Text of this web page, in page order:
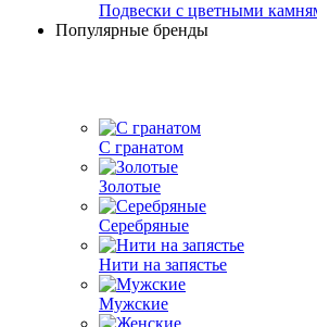
Подвески с цветными
Популярные бренды
С гранатом
Золотые
Серебряные
Нити на запястье
Мужские